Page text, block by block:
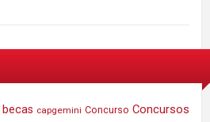
becas capgemini Concurso Concursos